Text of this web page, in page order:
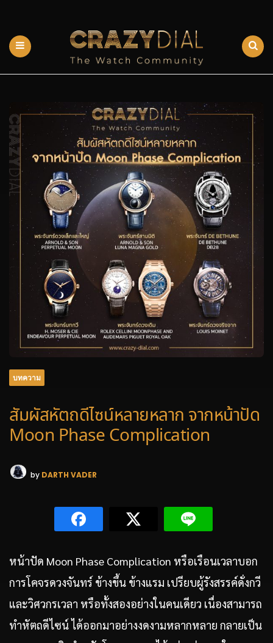
บทความ
สัมผัสหัตถดีไซน์หลายหลาก จากหน้าปัด
Moon Phase Complication
by DARTH VADER
หน้าปัด Moon Phase Complication หรือเรือนเวลาบอก
การโคจรดวงจันทร์ ข้างขึ้น ข้างแรม เปรียบผู้รังสรรค์ดั่งกวี
และวิศวกรเวลา หรือทั้งสองอย่างในคนเดียว เนื่องสามารถ
ทำหัตถดีไซน์ ได้ออกมาอย่างงดงามหลากหลาย กลายเป็น